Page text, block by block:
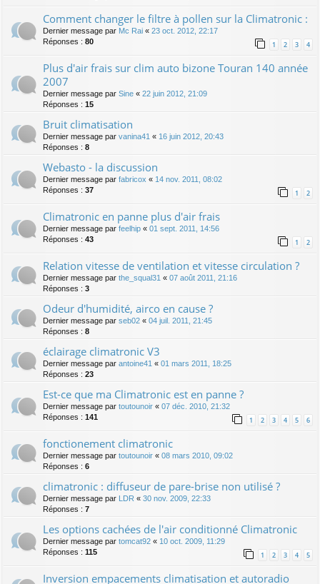
Comment changer le filtre à pollen sur la Climatronic :
Dernier message par Mc Rai « 23 oct. 2012, 22:17
Réponses : 80 1 2 3 4
Plus d'air frais sur clim auto bizone Touran 140 année
2007
Dernier message par Sine « 22 juin 2012, 21:09
Réponses : 15
Bruit climatisation
Dernier message par vanina41 « 16 juin 2012, 20:43
Réponses : 8
Webasto - la discussion
Dernier message par fabricox « 14 nov. 2011, 08:02
Réponses : 37 1 2
Climatronic en panne plus d'air frais
Dernier message par feelhip « 01 sept. 2011, 14:56
Réponses : 43 1 2
Relation vitesse de ventilation et vitesse circulation ?
Dernier message par the_squal31 « 07 août 2011, 21:16
Réponses : 3
Odeur d'humidité, airco en cause ?
Dernier message par seb02 « 04 juil. 2011, 21:45
Réponses : 8
éclairage climatronic V3
Dernier message par antoine41 « 01 mars 2011, 18:25
Réponses : 23
Est-ce que ma Climatronic est en panne ?
Dernier message par toutounoir « 07 déc. 2010, 21:32
Réponses : 141 1 2 3 4 5 6
fonctionement climatronic
Dernier message par toutounoir « 08 mars 2010, 09:02
Réponses : 6
climatronic : diffuseur de pare-brise non utilisé ?
Dernier message par LDR « 30 nov. 2009, 22:33
Réponses : 7
Les options cachées de l'air conditionné Climatronic
Dernier message par tomcat92 « 10 oct. 2009, 11:29
Réponses : 115 1 2 3 4 5
Inversion empacements climatisation et autoradio